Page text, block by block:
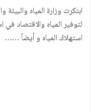
ابتكرت وزارة المياه
لتوفير المياه والاقتصاد
استهلاك المياه و أيضاً ……